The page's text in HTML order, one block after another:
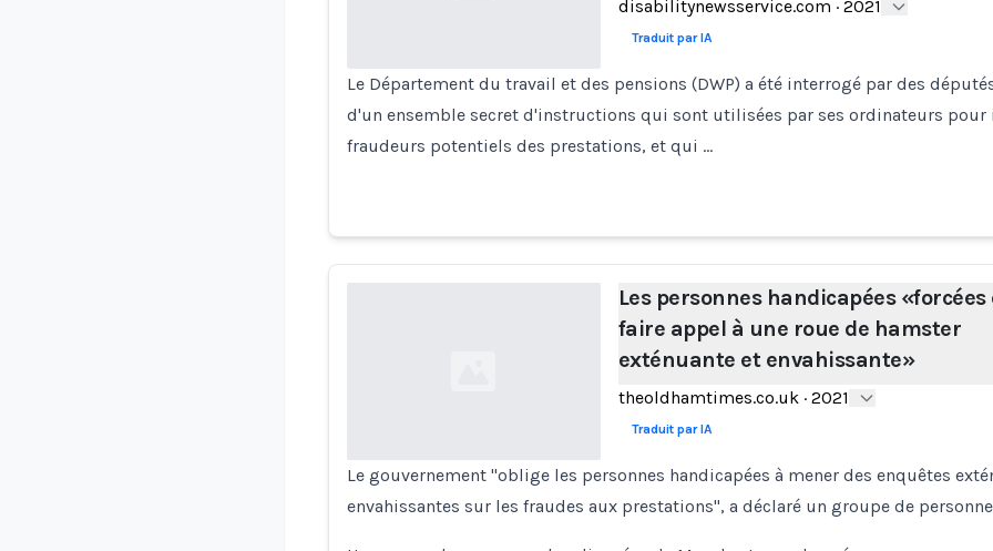
disabilitynewsservice.com · 2021
Traduit par IA
Le Département du travail et des pensions (DWP) a été interrogé par des
d'un ensemble secret d'instructions qui sont utilisées par ses ordinateurs pour
fraudeurs potentiels des prestations, et qui …
Les personnes handicapées «forcées
faire appel à une roue de hamster
exténuante et envahissante»
theoldhamtimes.co.uk· 2021
Traduit par IA
Le gouvernement "oblige les personnes handicapées à mener des enquêtes
envahissantes sur les fraudes aux prestations", a déclaré un groupe de